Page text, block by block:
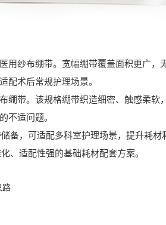
纱布绷带。宽幅绷带覆盖面积更广，
配术后常规护理场景。
带。该规格绷带织造细密、触感柔软
不适问题。
可适配多科室护理场景，提升耗材
适配性强的基础耗材配套方案。
路